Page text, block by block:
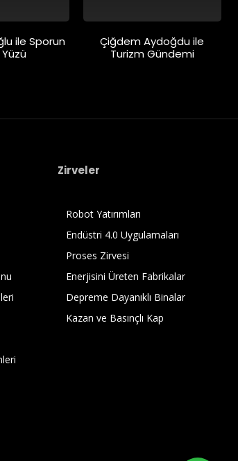
ile Sporun
Çiğdem Aydoğdu ile
Turizm Gündemi
Zirveler
Robot Yatırımları
Endüstri 4.0 Uygulamaları
Proses Zirvesi
Enerjisini Üreten Fabrikalar
Depreme Dayanıklı Binalar
Kazan ve Basınçlı Kap